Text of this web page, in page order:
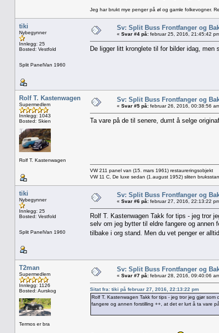
Jeg har brukt mye penger på øl og gamle folkevogner.
tiki
Nybegynner
Innlegg: 25
Bosted: Vestfold
Split PanelVan 1960
Sv: Split Buss Frontfanger og
« Svar #4 på: februar 25, 2016, 21:45:42
De ligger litt kronglete til for bilder idag,
Rolf T. Kastenwagen
Supermedlem
Innlegg: 1043
Bosted: Skien
Rolf T. Kastenwagen
Sv: Split Buss Frontfanger og
« Svar #5 på: februar 26, 2016, 00:38:56
Ta vare på de til senere, dumt å selge
VW 211 panel van (15. mars 1961) restaureringsobjekt
VW 11 C, De luxe sedan (1.august 1952) sliten
tiki
Nybegynner
Innlegg: 25
Bosted: Vestfold
Split PanelVan 1960
Sv: Split Buss Frontfanger og
« Svar #6 på: februar 27, 2016, 22:13:22
Rolf T. Kastenwagen Takk for tips - jeg tror
selv om jeg bytter til eldre fangere og
tilbake i org stand. Men du vet penger er
T2man
Supermedlem
Innlegg: 1126
Bosted: Aurskog
Termos er bra
Sv: Split Buss Frontfanger og
« Svar #7 på: februar 28, 2016, 09:40:06
Sitat fra: tiki på februar 27, 2016, 22:13:22 pm
Rolf T. Kastenwagen Takk for tips - jeg tror jeg gjør
fangere og annen forstilling ++, at det er lurt å ta vare